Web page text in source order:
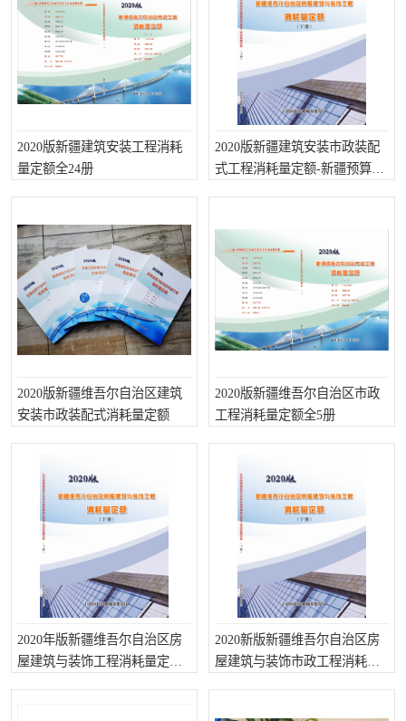
2020版新疆建筑安装工程消耗
量定额全24册
2020版新疆建筑安装市政装配
式工程消耗量定额-新疆预算计
2020版新疆维吾尔自治区建筑
安装市政装配式消耗量定额
2020版新疆维吾尔自治区市政
工程消耗量定额全5册
2020年版新疆维吾尔自治区房
屋建筑与装饰工程消耗量定额
2020新版新疆维吾尔自治区房
屋建筑与装饰市政工程消耗量
福建建设工程预算定额 贵州省工程预算定额
辽宁省工程计价定额 上海建设预算工程定额
安徽省建设工程预算定额
锅炉及压力容器规范国际 广东省建设工程预算定额
甘肃省建设工程预算定额 山西省建设工程预算定额
内蒙古建设工程预算定额 公路工程预算定额
陕西建设工程消耗量定额 新疆建设工程预算定额
贵州水利水电定额 铁路概预算定额
20kv及以下配电网工程定 地质灾害治理工程质量检
验评定标准
广西建筑安装工程预算定 内河沿海港口疏浚定额
*考军校教材 黑龙江建设工程计价定额
依据
海南省建设工程预算定额 浙江省建设工程预算定额
电力工程预算概算定额 重庆市建设工程计价定额